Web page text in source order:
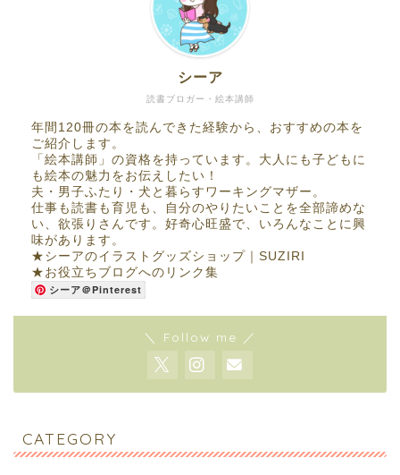
読書ブロガー・絵本講師
シーア
年間120冊の本を読んできた経験から、おすすめの本を
ご紹介します。
「絵本講師」の資格を持っています。大人にも子どもに
も絵本の魅力をお伝えしたい！
夫・男子ふたり・犬と暮らすワーキングマザー。
仕事も読書も育児も、自分のやりたいことを全部諦めな
い、欲張りさんです。好奇心旺盛で、いろんなことに興
味があります。
★ シーアのイラストグッズショップ｜SUZIRI
★ お役立ちブログへのリンク集
シーア＠Pinterest
＼ Follow me ／
CATEGORY